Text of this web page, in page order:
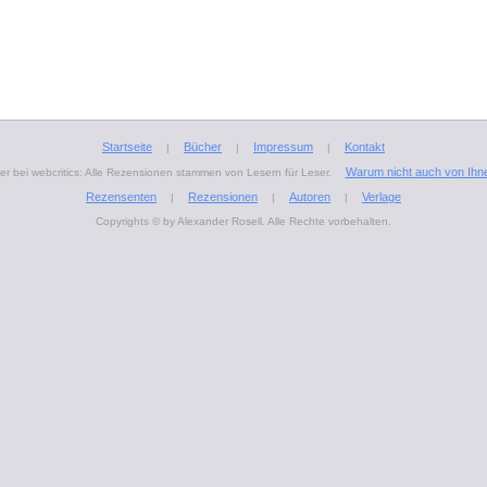
Startseite | Bücher | Impressum | Kontakt
bei webcritics: Alle Rezensionen stammen von Lesern für Leser.
Warum nicht auch von
Rezensenten
| Rezensionen | Autoren | Verlage
Copyrights © by Alexander Rosell. Alle Rechte vorbehalten.